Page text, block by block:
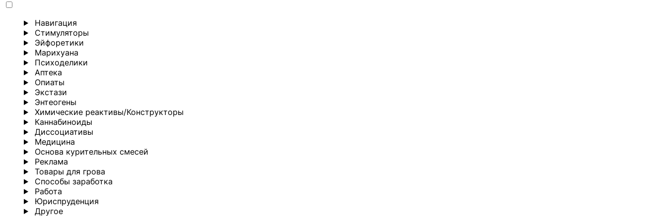
Навигация
Стимуляторы
Эйфоретики
Марихуана
Психоделики
Аптека
Опиаты
Экстази
Энтеогены
Химические реактивы/Конструкторы
Каннабиноиды
Диссоциативы
Медицина
Основа курительных смесей
Реклама
Товары для грова
Способы заработка
Работа
Юриспруденция
Другoе